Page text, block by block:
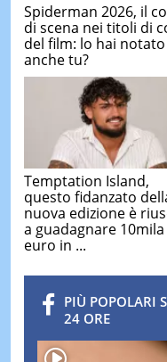
Spiderman 2026, il
di scena nei titoli di
del film: lo hai notato
anche tu?
Temptation Island,
questo fidanzato
nuova edizione è
a guadagnare 10mila
euro in ...
PIÙ POPOLARI
24 ORE